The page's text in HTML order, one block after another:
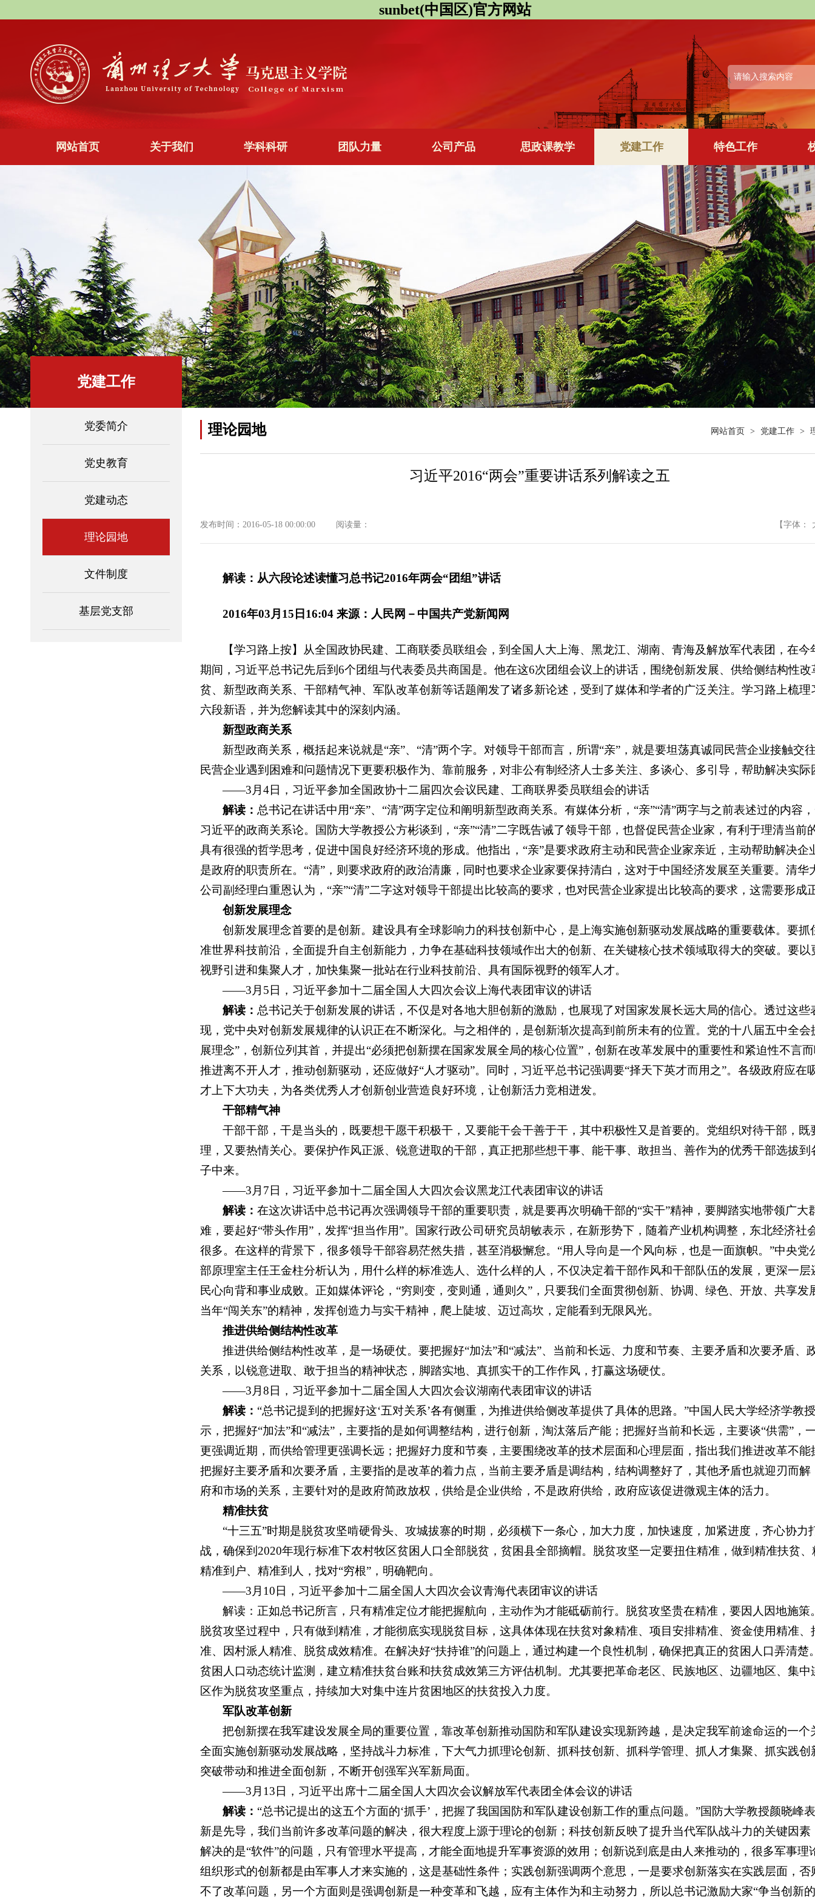
sunbet(中国区)官方网站
网站首页 关于我们 学科科研 团队力量 公司产品 思政课教学 党建工作 特色工作
党建工作
党委简介
党史教育
党建动态
理论园地
文件制度
基层党支部
理论园地 网站首页 > 党建工作 >
习近平2016“两会”重要讲话系列解读之五
发布时间：2016-05-18 00:00:00 阅读量： 【字体：
解读：从六段论述读懂习总书记2016年两会“团组”讲话
2016年03月15日16:04 来源：人民网－中国共产党新闻网
【学习路上按】从全国政协民建、工商联委员联组会，到全国人大上海、黑龙江、湖南、青海及解放军代表团，在今
期间，习近平总书记先后到6个团组与代表委员共商国是。他在这6次团组会议上的讲话，围绕创新发展、供给侧结构性改
贫、新型政商关系、干部精气神、军队改革创新等话题阐发了诸多新论述，受到了媒体和学者的广泛关注。学习路上梳理
六段新语，并为您解读其中的深刻内涵。
新型政商关系
新型政商关系，概括起来说就是“亲”、“清”两个字。对领导干部而言，所谓“亲”，就是要坦荡真诚同民营企业接触交
民营企业遇到困难和问题情况下更要积极作为、靠前服务，对非公有制经济人士多关注、多谈心、多引导，帮助解决实际
——3月4日，习近平参加全国政协十二届四次会议民建、工商联界委员联组会的讲话
解读： 总书记在讲话中用“亲”、“清”两字定位和阐明新型政商关系。有媒体分析，“亲”“清”两字与之前表述过的内容
习近平的政商关系论。国防大学教授公方彬谈到，“亲”“清”二字既告诫了领导干部，也督促民营企业家，有利于理清当前
具有很强的哲学思考，促进中国良好经济环境的形成。他指出，“亲”是要求政府主动和民营企业家亲近，主动帮助解决企
是政府的职责所在。“清”，则要求政府的政治清廉，同时也要求企业家要保持清白，这对于中国经济发展至关重要。清华
公司副经理白重恩认为，“亲”“清”二字这对领导干部提出比较高的要求，也对民营企业家提出比较高的要求，这需要形成
创新发展理念
创新发展理念首要的是创新。建设具有全球影响力的科技创新中心，是上海实施创新驱动发展战略的重要载体。要抓
准世界科技前沿，全面提升自主创新能力，力争在基础科技领域作出大的创新、在关键核心技术领域取得大的突破。要以
视野引进和集聚人才，加快集聚一批站在行业科技前沿、具有国际视野的领军人才。
——3月5日，习近平参加十二届全国人大四次会议上海代表团审议的讲话
解读： 总书记关于创新发展的讲话，不仅是对各地大胆创新的激励，也展现了对国家发展长远大局的信心。透过这些
现，党中央对创新发展规律的认识正在不断深化。与之相伴的，是创新渐次提高到前所未有的位置。党的十八届五中全会
展理念”，创新位列其首，并提出“必须把创新摆在国家发展全局的核心位置”，创新在改革发展中的重要性和紧迫性不言
推进离不开人才，推动创新驱动，还应做好“人才驱动”。同时，习近平总书记强调要“择天下英才而用之”。各级政府应在
才上下大功夫，为各类优秀人才创新创业营造良好环境，让创新活力竞相迸发。
干部精气神
干部干部，干是当头的，既要想干愿干积极干，又要能干会干善于干，其中积极性又是首要的。党组织对待干部，既
理，又要热情关心。要保护作风正派、锐意进取的干部，真正把那些想干事、能干事、敢担当、善作为的优秀干部选拔到
子中来。
——3月7日，习近平参加十二届全国人大四次会议黑龙江代表团审议的讲话
解读：在这次讲话中总书记再次强调领导干部的重要职责，就是要再次明确干部的“实干”精神，要脚踏实地带领广大
难，要起好“带头作用”，发挥“担当作用”。国家行政公司研究员胡敏表示，在新形势下，随着产业机构调整，东北经济社
很多。在这样的背景下，很多领导干部容易茫然失措，甚至消极懈怠。“用人导向是一个风向标，也是一面旗帜。”中央党
部原理室主任王金柱分析认为，用什么样的标准选人、选什么样的人，不仅决定着干部作风和干部队伍的发展，更深一层
民心向背和事业成败。正如媒体评论，“穷则变，变则通，通则久”，只要我们全面贯彻创新、协调、绿色、开放、共享发
当年“闯关东”的精神，发挥创造力与实干精神，爬上陡坡、迈过高坎，定能看到无限风光。
推进供给侧结构性改革
推进供给侧结构性改革，是一场硬仗。要把握好“加法”和“减法”、当前和长远、力度和节奏、主要矛盾和次要矛盾、
关系，以锐意进取、敢于担当的精神状态，脚踏实地、真抓实干的工作作风，打赢这场硬仗。
——3月8日，习近平参加十二届全国人大四次会议湖南代表团审议的讲话
解读： “总书记提到的把握好这‘五对关系’各有侧重，为推进供给侧改革提供了具体的思路。”中国人民大学经济学教
示，把握好“加法”和“减法”，主要指的是如何调整结构，进行创新，淘汰落后产能；把握好当前和长远，主要谈“供需”，
更强调近期，而供给管理更强调长远；把握好力度和节奏，主要围绕改革的技术层面和心理层面，指出我们推进改革不能
把握好主要矛盾和次要矛盾，主要指的是改革的着力点，当前主要矛盾是调结构，结构调整好了，其他矛盾也就迎刃而解
府和市场的关系，主要针对的是政府简政放权，供给是企业供给，不是政府供给，政府应该促进微观主体的活力。
精准扶贫
“十三五”时期是脱贫攻坚啃硬骨头、攻城拔寨的时期，必须横下一条心，加大力度，加快速度，加紧进度，齐心协力
战，确保到2020年现行标准下农村牧区贫困人口全部脱贫，贫困县全部摘帽。脱贫攻坚一定要扭住精准，做到精准扶贫
精准到户、精准到人，找对“穷根”，明确靶向。
——3月10日，习近平参加十二届全国人大四次会议青海代表团审议的讲话
解读：正如总书记所言，只有精准定位才能把握航向，主动作为才能砥砺前行。脱贫攻坚贵在精准，要因人因地施策
脱贫攻坚过程中，只有做到精准，才能彻底实现脱贫目标，这具体体现在扶贫对象精准、项目安排精准、资金使用精准、
准、因村派人精准、脱贫成效精准。在解决好“扶持谁”的问题上，通过构建一个良性机制，确保把真正的贫困人口弄清楚
贫困人口动态统计监测，建立精准扶贫台账和扶贫成效第三方评估机制。尤其要把革命老区、民族地区、边疆地区、集中
区作为脱贫攻坚重点，持续加大对集中连片贫困地区的扶贫投入力度。
军队改革创新
把创新摆在我军建设发展全局的重要位置，靠改革创新推动国防和军队建设实现新跨越，是决定我军前途命运的一个
全面实施创新驱动发展战略，坚持战斗力标准，下大气力抓理论创新、抓科技创新、抓科学管理、抓人才集聚、抓实践创
突破带动和推进全面创新，不断开创强军兴军新局面。
——3月13日，习近平出席十二届全国人大四次会议解放军代表团全体会议的讲话
解读： “总书记提出的这五个方面的‘抓手’，把握了我国国防和军队建设创新工作的重点问题。”国防大学教授颜晓峰
新是先导，我们当前许多改革问题的解决，很大程度上源于理论的创新；科技创新反映了提升当代军队战斗力的关键因素
解决的是“软件”的问题，只有管理水平提高，才能全面地提升军事资源的效用；创新说到底是由人来推动的，很多军事理
组织形式的创新都是由军事人才来实施的，这是基础性条件；实践创新强调两个意思，一是要求创新落实在实践层面，否
不了改革问题，另一个方面则是强调创新是一种变革和飞越，应有主体作为和主动努力，所以总书记激励大家“争当创新